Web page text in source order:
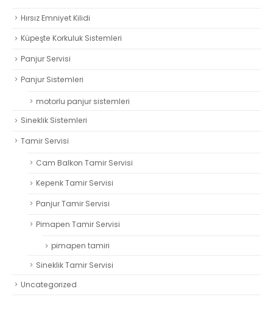
Hırsız Emniyet Kilidi
Küpeşte Korkuluk Sistemleri
Panjur Servisi
Panjur Sistemleri
motorlu panjur sistemleri
Sineklik Sistemleri
Tamir Servisi
Cam Balkon Tamir Servisi
Kepenk Tamir Servisi
Panjur Tamir Servisi
Pimapen Tamir Servisi
pimapen tamiri
Sineklik Tamir Servisi
Uncategorized